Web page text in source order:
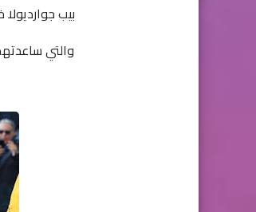
بيب
والتي